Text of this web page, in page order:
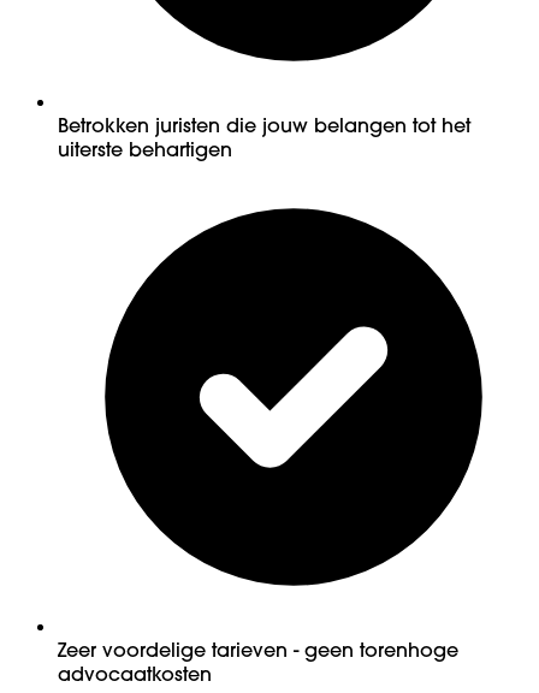
Betrokken juristen die jouw belangen tot het
uiterste behartigen
Zeer voordelige tarieven - geen torenhoge
advocaatkosten